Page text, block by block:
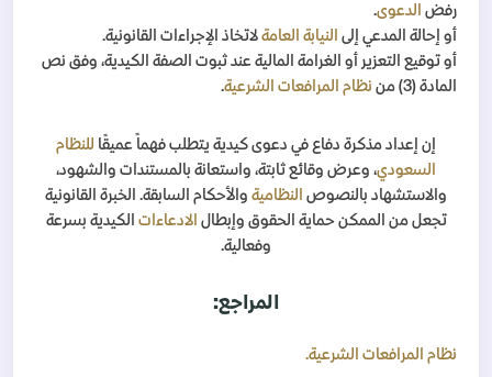
رفض الدعوى.
أو إحالة المدعي إلى النيابة العامة لاتخاذ الإجراءات القانونية.
أو توقيع التعزير أو الغرامة المالية عند ثبوت الصفة الكيدية، وفق نص
المادة (3) من
نظام المرافعات الشرعية.
إن إعداد مذكرة دفاع في دعوى كيدية يتطلب فهماً عميقًا للنظام
السعودي، وعرض وقائع ثابتة، واستعانة بالمستندات والشهود،
والاستشهاد بالنصوص النظامية والأحكام السابقة. الخبرة القانونية
تجعل من الممكن حماية الحقوق وإبطال الادعاءات الكيدية بسرعة
وفعالية.
المراجع:
نظام المرافعات الشرعية.